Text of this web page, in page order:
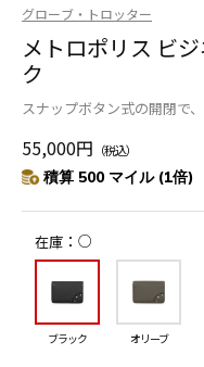
グローブ・トロッター
メトロポリス ビ
ク
スナップボタン式の開閉で
55,000円 （税込）
積算 500 マイル (1倍)
在庫 ○
ブラック オリーブ